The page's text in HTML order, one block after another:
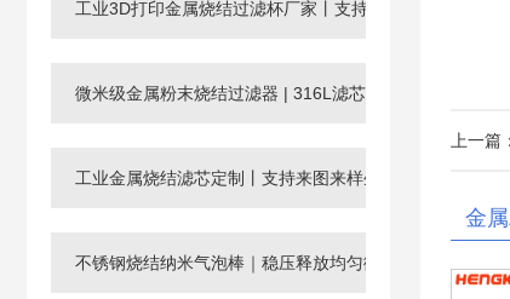
工业3D打印金属烧结过滤杯厂家丨支持非标定制
微米级金属粉末烧结过滤器 | 316L滤芯厂家，孔径0.003-
工业金属烧结滤芯定制丨支持来图来样生产微孔过滤元件
不锈钢烧结纳米气泡棒｜稳压释放均匀微纳米气泡
上一篇：
金